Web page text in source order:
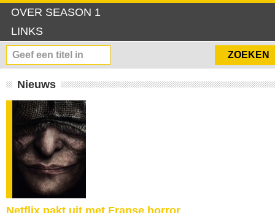
OVER SEASON 1
LINKS
Nieuws
Netflix pakt uit met Franse horror